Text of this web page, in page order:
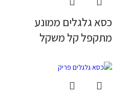
כסא גלגלים ממונע
מתקפל קל משקל